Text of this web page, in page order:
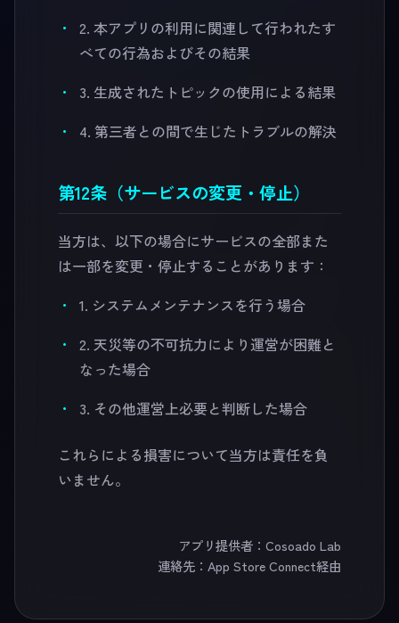
2. 本アプリの利用に関連して行われたす
べての行為およびその結果
3. 生成されたトピックの使用による結果
4. 第三者との間で生じたトラブルの解決
第12条（サービスの変更・停止）
当方は、以下の場合にサービスの全部また
は一部を変更・停止することがあります：
1. システムメンテナンスを行う場合
2. 天災等の不可抗力により運営が困難と
なった場合
3. その他運営上必要と判断した場合
これらによる損害について当方は責任を負
いません。
アプリ提供者：Cosoado Lab
連絡先：App Store Connect経由